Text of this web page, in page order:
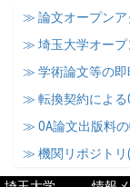
≫ 論文オープンア
≫ 埼玉大学オープ
≫ 学術論文等の即
≫ 転換契約による
≫ OA論文出版料
≫ 機関リポジトリ